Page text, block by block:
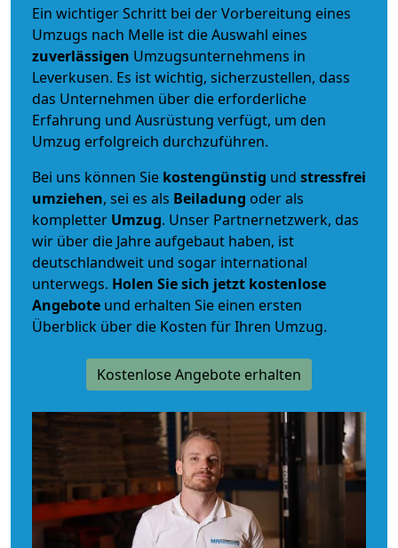
Ein wichtiger Schritt bei der Vorbereitung eines
Umzugs nach Melle ist die Auswahl eines
zuverlässigen Umzugsunternehmens in
Leverkusen. Es ist wichtig, sicherzustellen, dass
das Unternehmen über die erforderliche
Erfahrung und Ausrüstung verfügt, um den
Umzug erfolgreich durchzuführen.
Bei uns können Sie kostengünstig und stressfrei
umziehen, sei es als Beiladung oder als
kompletter Umzug. Unser Partnernetzwerk, das
wir über die Jahre aufgebaut haben, ist
deutschlandweit und sogar international
unterwegs. Holen Sie sich jetzt kostenlose
Angebote und erhalten Sie einen ersten
Überblick über die Kosten für Ihren Umzug.
Kostenlose Angebote erhalten